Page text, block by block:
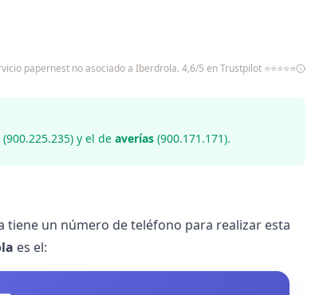
papernest no asociado a Iberdrola. 4,6/5 en Trustpilot ⭐⭐⭐⭐⭐
900.225.235) y el de averías(900.171.171).
tiene un número de teléfono para realizar esta
es el: